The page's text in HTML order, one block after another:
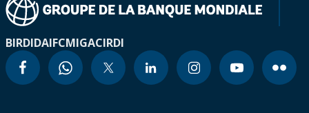
BIRDIDAIFCMIGACIRDI